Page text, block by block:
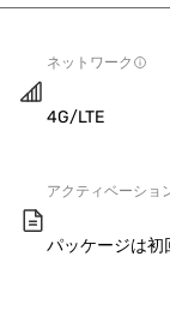
ネットワーク
4G/LTE
アクティベーショ
パッケージは初